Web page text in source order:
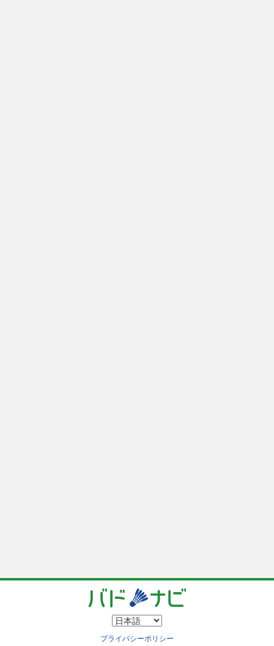
プライバシーポリシー